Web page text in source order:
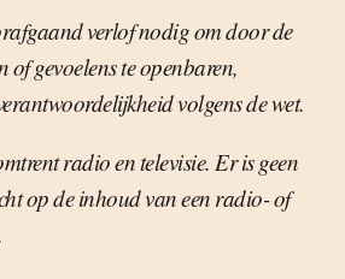
verlof nodig om door de
of gevoelens te openbaren,
volgens de wet.
radio en televisie. Er is geen
op de inhoud van een radio- of